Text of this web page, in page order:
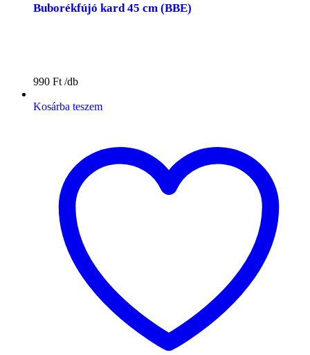
Buborékfújó kard 45 cm (BBE)
990 Ft
Kosárba teszem